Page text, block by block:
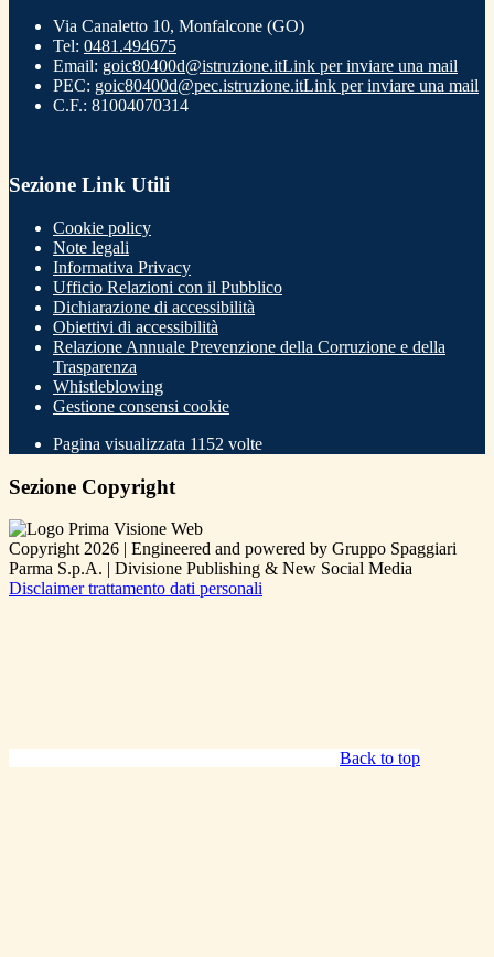
Via Canaletto 10, Monfalcone (GO)
Tel: 0481.494675
Email: goic80400d@istruzione.itLink per inviare una mail
PEC: goic80400d@pec.istruzione.itLink per inviare una mail
C.F.: 81004070314
Sezione Link Utili
Cookie policy
Note legali
Informativa Privacy
Ufficio Relazioni con il Pubblico
Dichiarazione di accessibilità
Obiettivi di accessibilità
Relazione Annuale Prevenzione della Corruzione e della
Trasparenza
Whistleblowing
Gestione consensi cookie
Pagina visualizzata 1152 volte
Sezione Copyright
Copyright 2026 | Engineered and powered by Gruppo Spaggiari
Parma S.p.A. | Divisione Publishing & New Social Media
Disclaimer trattamento dati personali
Back to top